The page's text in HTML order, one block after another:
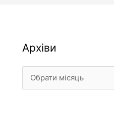
Архіви
Архіви